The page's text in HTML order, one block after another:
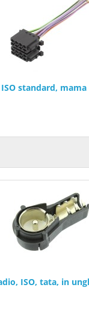
standard, mama
ISO, tata, in